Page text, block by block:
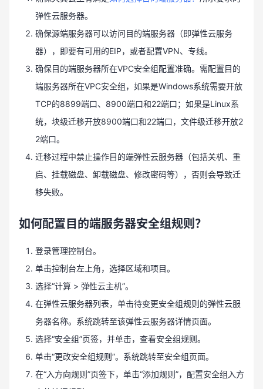
弹性云服务器。
确保源端服务器可以访问目的端服务器（即弹性云服务
器），即要有可用的EIP，或者配置VPN、专线。
确保目的端服务器所在VPC安全组配置准确。需配置目的
端服务器所在VPC安全组，如果是Windows系统需要开放
TCP的8899端口、8900端口和22端口；如果是Linux系
统，块级迁移开放8900端口和22端口，文件级迁移开放2
2端口。
迁移过程中禁止操作目的端弹性云服务器（包括关机、重
启、挂载磁盘、卸载磁盘、修改密码等），否则会导致迁
移失败。
如何配置目的端服务器安全组规则？
登录管理控制台。
单击控制台左上角，选择区域和项目。
选择“计算 > 弹性云主机”。
在弹性云服务器列表，单击待变更安全组规则的弹性云服
务器名称。系统跳转至该弹性云服务器详情页面。
选择“安全组”页签，并单击，查看安全组规则。
单击“更改安全组规则”。系统跳转至安全组页面。
在“入方向规则”页签下，单击“添加规则”，配置安全组入方